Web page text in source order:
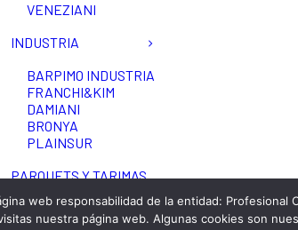
VENEZIANI
INDUSTRIA
BARPIMO INDUSTRIA
FRANCHI&KIM
DAMIANI
BRONYA
PLAINSUR
PARQUETS Y TARIMAS
web responsabilidad de la entidad:
nuestra página web. Algunas cookies son